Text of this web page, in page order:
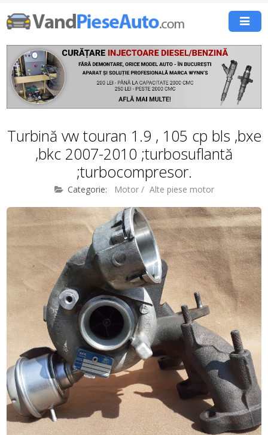
Turbină vw touran 1.9 , 105 cp bls ,bxe
,bkc 2007-2010 ;turbosuflantă
;turbocompresor.
Categorie: Motor/ Alte piese motor